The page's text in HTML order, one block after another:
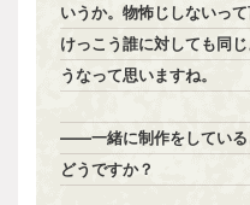
いうか。物怖じしないっ
けっこう誰に対しても同
うなって思いますね。
――一緒に制作をしている
どうですか？